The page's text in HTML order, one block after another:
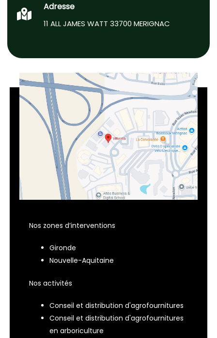
Adresse
11 ALL JAMES WATT 33700 MERIGNAC
Nos zones d’interventions
Gironde
Nouvelle-Aquitaine
Nos activités
Conseil et distribution d'agrofournitures
Conseil et distribution d'agrofournitures
en arboriculture